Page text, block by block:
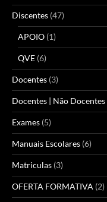
Discentes (47)
APOIO (1)
QVE (6)
Docentes (3)
Docentes | Não Docentes
Exames (5)
Manuais Escolares (6)
Matriculas (3)
OFERTA FORMATIVA (2)